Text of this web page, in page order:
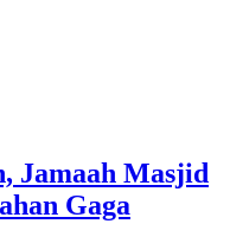
Jamaah Masjid
Gaga